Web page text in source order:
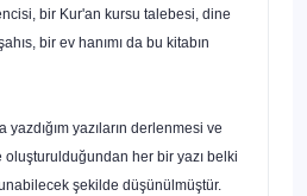
bir Kur'an kursu talebesi, dine
bir ev hanımı da bu kitabın
yazdığım yazıların derlen­mesi ve
her bir yazı belki
şekilde düşünülmüştür.